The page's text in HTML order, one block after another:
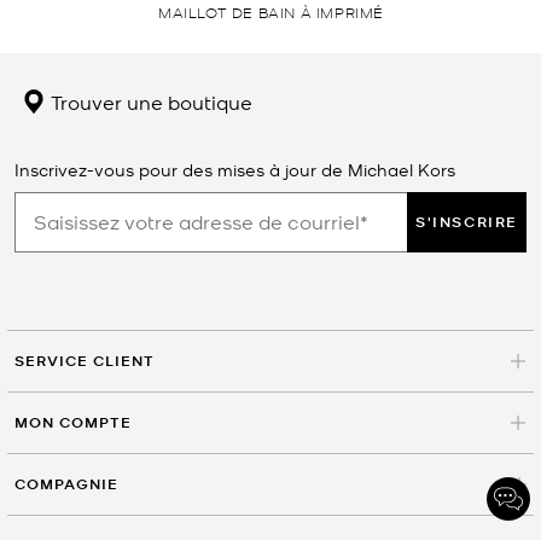
MAILLOT DE BAIN À IMPRIMÉ
Trouver une boutique
Inscrivez-vous pour des mises à jour de Michael Kors
S'INSCRIRE
SERVICE CLIENT
MON COMPTE
COMPAGNIE